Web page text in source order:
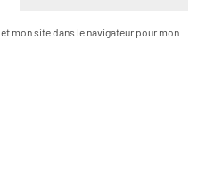
mon site dans le navigateur pour mon